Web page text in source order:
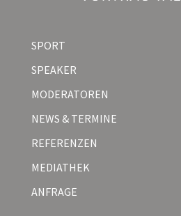
SPORT
SPEAKER
MODERATOREN
NEWS & TERMINE
REFERENZEN
MEDIATHEK
ANFRAGE